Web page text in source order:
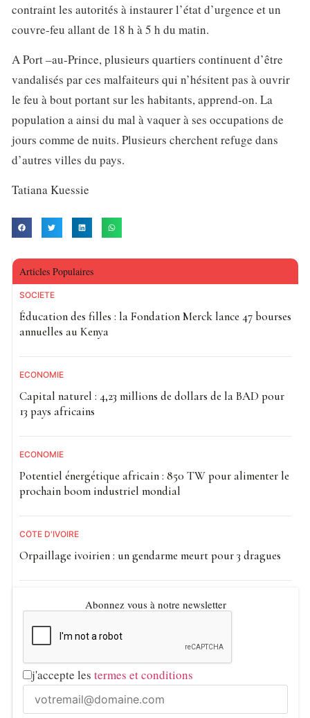
contraint les autorités à instaurer l’état d’urgence et un
couvre-feu allant de 18 h à 5 h du matin.
A Port –au-Prince, plusieurs quartiers continuent d’être
vandalisés par ces malfaiteurs qui n’hésitent pas à ouvrir
le feu à bout portant sur les habitants, apprend-on. La
population a ainsi du mal à vaquer à ses occupations de
jours comme de nuits. Plusieurs cherchent refuge dans
d’autres villes du pays.
Tatiana Kuessie
Articles Populaires
SOCIETE
Éducation des filles : la Fondation Merck lance 47 bourses
annuelles au Kenya
ECONOMIE
Capital naturel : 4,23 millions de dollars de la BAD pour
13 pays africains
ECONOMIE
Potentiel énergétique africain : 850 TW pour alimenter le
prochain boom industriel mondial
CÔTE D'IVOIRE
Orpaillage ivoirien : un gendarme meurt pour 3 dragues
Abonnez vous à notre newsletter
j'accepte les termes et conditions